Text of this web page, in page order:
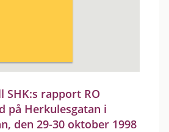
SHK:s rapport RO
på Herkulesgatan i
den 29-30 oktober 1998